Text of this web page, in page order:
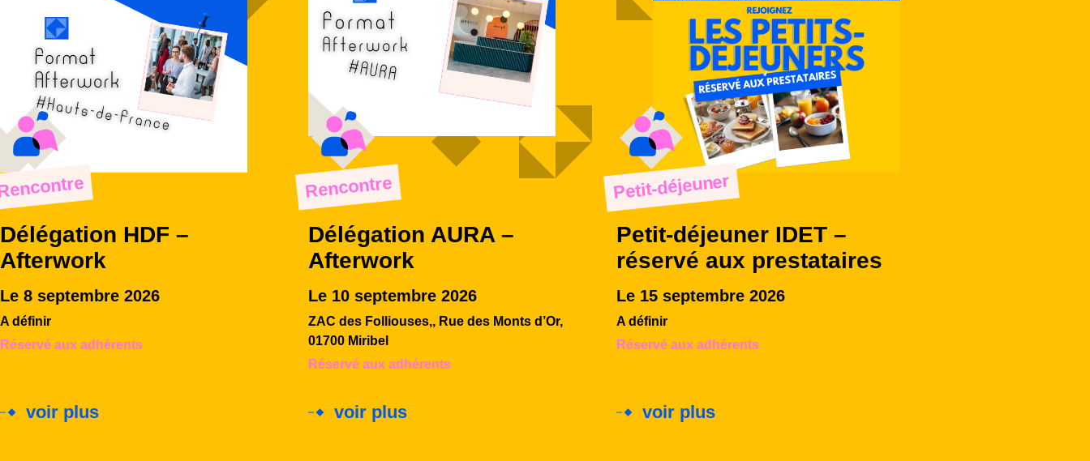
Délégation HDF –
Afterwork
Le 8 septembre 2026
A définir
Réservé aux adhérents
voir plus
Rencontre
Délégation AURA –
Afterwork
Le 10 septembre 2026
ZAC des Folliouses,, Rue des Monts d’Or,
01700 Miribel
Réservé aux adhérents
voir plus
Petit-déjeuner
Petit-déjeuner IDET –
réservé aux prestataires
Le 15 septembre 2026
A définir
Réservé aux adhérents
voir plus